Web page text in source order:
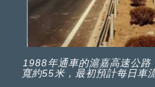
1988年通車的滬嘉高速公路
寬約55米，最初預計每日車